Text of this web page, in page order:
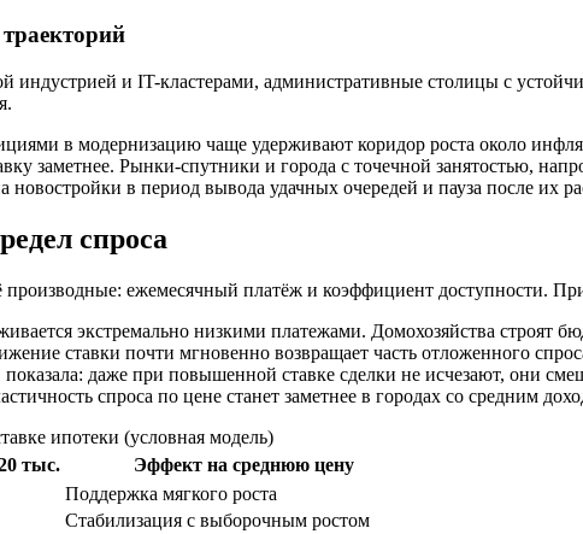
индустрией и IT-кластерами, административные столицы с
в модернизацию чаще удерживают коридор роста около
заметнее. Рынки-спутники и города с точечной занятостью,
новостройки в период вывода удачных очередей и пауза после их
спроса
производные: ежемесячный платёж и коэффициент доступности.
экстремально низкими платежами. Домохозяйства строят
ставки почти мгновенно возвращает часть отложенного
даже при повышенной ставке сделки не исчезают, они
спроса по цене станет заметнее в городах со средним
ипотеки (условная модель)
тыс.
Эффект на среднюю цену
Поддержка мягкого роста
Стабилизация с выборочным ростом